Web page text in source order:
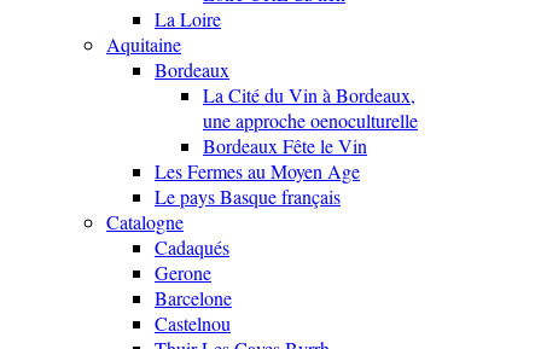
La Loire
Aquitaine
Bordeaux
La Cité du Vin à Bordeaux,
une approche oenoculturelle
Bordeaux Fête le Vin
Les Fermes au Moyen Age
Le pays Basque français
Catalogne
Cadaqués
Gerone
Barcelone
Castelnou